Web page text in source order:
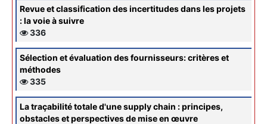
Revue et classification des incertitudes dans les projets
: la voie à suivre
336
Sélection et évaluation des fournisseurs: critères et
méthodes
335
La traçabilité totale d'une supply chain : principes,
obstacles et perspectives de mise en œuvre